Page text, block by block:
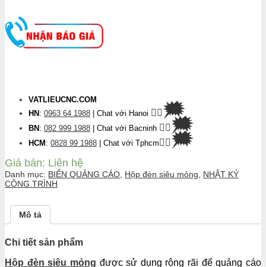
VATLIEUCNC.COM
HN : 0963 64 1988 | Chat với Hanoi 👉🏽🗯
BN : 082 999 1988 | Chat với Bacninh 👉🏽🗯
HCM : 0828 99 1988 | Chat với Tphcm 👉🏽🗯
Giá bán: Liên hệ
Danh mục: BIỂN QUẢNG CÁO Hộp đèn siêu mỏng
NHẬT KÝ
CÔNG TRÌNH
Mô tả
Chi tiết sản phẩm
Hộp đèn siêu mỏng được sử dụng rộng rãi để quảng cáo